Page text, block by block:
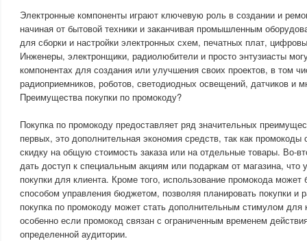
Электронные компоненты играют ключевую роль в создании и
начиная от бытовой техники и заканчивая промышленным
для сборки и настройки электронных схем, печатных плат,
Инженеры, электронщики, радиолюбители и просто энтузиасты
компонентах для создания или улучшения своих проектов, в том
радиоприемников, роботов, светодиодных освещений, датчиков и
Преимущества покупки по промокоду?
Покупка по промокоду предоставляет ряд значительных
первых, это дополнительная экономия средств, так как
скидку на общую стоимость заказа или на отдельные товары. Во-
дать доступ к специальным акциям или подаркам от магазина, что
покупки для клиента. Кроме того, использование промокода
способом управления бюджетом, позволяя планировать покупки и
покупка по промокоду может стать дополнительным стимулом для
особенно если промокод связан с ограниченным временем
определенной аудитории.